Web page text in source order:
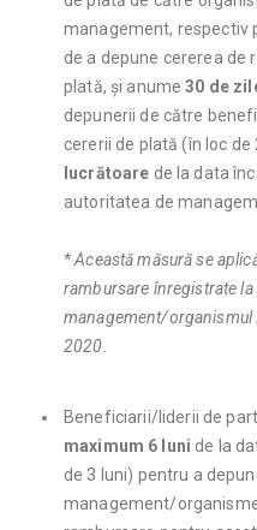
management, respectiv
de a depune cererea de
plată, și anume30 de
depunerii de către
cererii de plată (în loc de
lucrătoare de la data
autoritatea de
* Această măsură se
rambursare înregistrate la
management/organismul
2020.
Beneficiarii/liderii de
maximum 6 luni de la
de 3 luni) pentru a
management/